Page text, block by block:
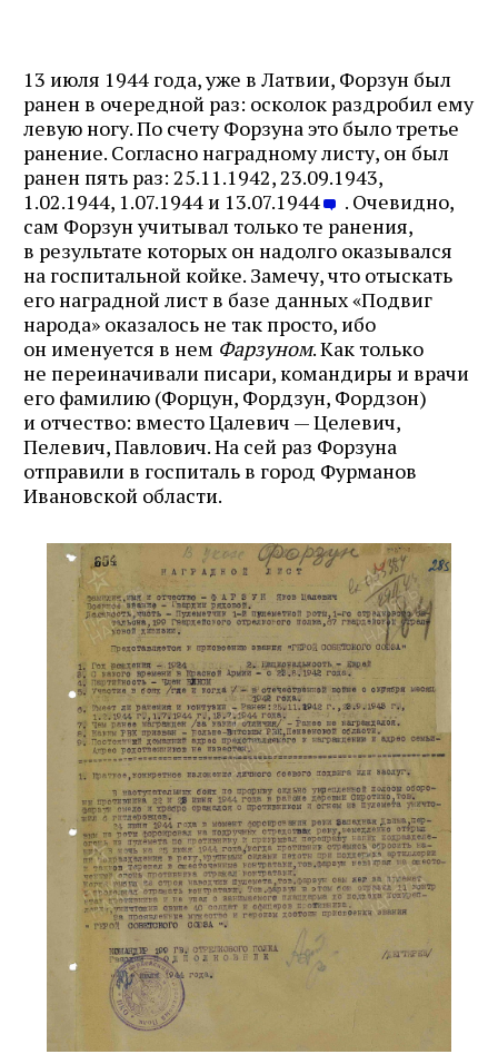
13 июля 1944 года, уже в Латвии, Форзун был
ранен в очередной раз: осколок раздробил ему
левую ногу. По счету Форзуна это было третье
ранение. Согласно наградному листу, он был
ранен пять раз: 25.11.1942, 23.09.1943,
1.02.1944, 1.07.1944 и 13.07.1944
. Очевидно,
сам Форзун учитывал только те ранения,
в результате которых он надолго оказывался
на госпитальной койке. Замечу, что отыскать
его наградной лист в базе данных «Подвиг
народа» оказалось не так просто, ибо
он именуется в нем Фарзуном. Как только
не переиначивали писари, командиры и врачи
его фамилию (Форцун, Фордзун, Фордзон)
и отчество: вместо Цалевич — Целевич,
Пелевич, Павлович. На сей раз Форзуна
отправили в госпиталь в город Фурманов
Ивановской области.